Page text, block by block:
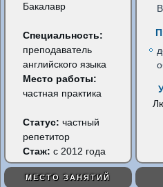
Бакалавр
Специальность:
преподаватель
английского языка
Место работы:
частная практика
Статус:частный
репетитор
Стаж: с 2012 года
МЕСТО ЗАНЯТИЙ